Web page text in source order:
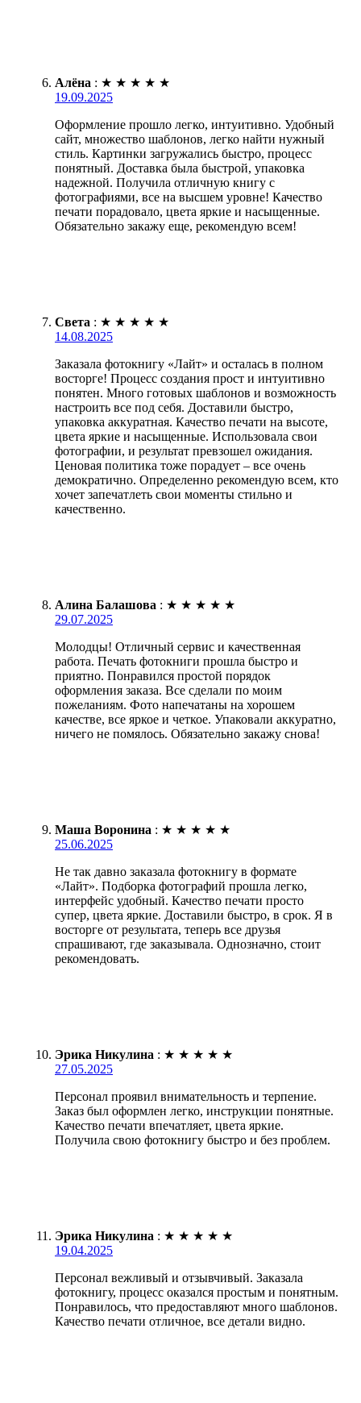
Алёна : ★ ★ ★ ★ ★
19.09.2025
Оформление прошло легко, интуитивно. Удобный
сайт, множество шаблонов, легко найти нужный
стиль. Картинки загружались быстро, процесс
понятный. Доставка была быстрой, упаковка
надежной. Получила отличную книгу с
фотографиями, все на высшем уровне! Качество
печати порадовало, цвета яркие и насыщенные.
Обязательно закажу еще, рекомендую всем!
Света : ★ ★ ★ ★ ★
14.08.2025
Заказала фотокнигу «Лайт» и осталась в полном
восторге! Процесс создания прост и интуитивно
понятен. Много готовых шаблонов и возможность
настроить все под себя. Доставили быстро,
упаковка аккуратная. Качество печати на высоте,
цвета яркие и насыщенные. Использовала свои
фотографии, и результат превзошел ожидания.
Ценовая политика тоже порадует – все очень
демократично. Определенно рекомендую всем, кто
хочет запечатлеть свои моменты стильно и
качественно.
Алина Балашова : ★ ★ ★ ★ ★
29.07.2025
Молодцы! Отличный сервис и качественная
работа. Печать фотокниги прошла быстро и
приятно. Понравился простой порядок
оформления заказа. Все сделали по моим
пожеланиям. Фото напечатаны на хорошем
качестве, все яркое и четкое. Упаковали аккуратно,
ничего не помялось. Обязательно закажу снова!
Маша Воронина : ★ ★ ★ ★ ★
25.06.2025
Не так давно заказала фотокнигу в формате
«Лайт». Подборка фотографий прошла легко,
интерфейс удобный. Качество печати просто
супер, цвета яркие. Доставили быстро, в срок. Я в
восторге от результата, теперь все друзья
спрашивают, где заказывала. Однозначно, стоит
рекомендовать.
Эрика Никулина : ★ ★ ★ ★ ★
27.05.2025
Персонал проявил внимательность и терпение.
Заказ был оформлен легко, инструкции понятные.
Качество печати впечатляет, цвета яркие.
Получила свою фотокнигу быстро и без проблем.
Эрика Никулина : ★ ★ ★ ★ ★
19.04.2025
Персонал вежливый и отзывчивый. Заказала
фотокнигу, процесс оказался простым и понятным.
Понравилось, что предоставляют много шаблонов.
Качество печати отличное, все детали видно.